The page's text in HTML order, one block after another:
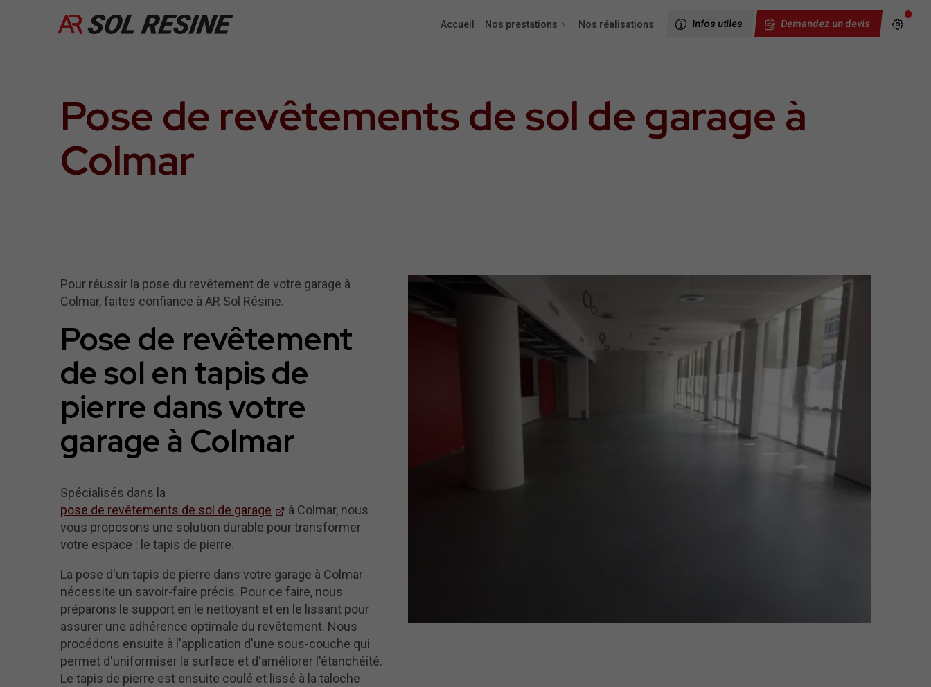
Accueil Nos prestations Nos réalisations Infos utiles Demandez un devis
Pose de revêtements de sol de garage à
Colmar
Pour réussir la pose du revêtement de votre garage à
Colmar, faites confiance à AR Sol Résine.
Pose de revêtement
de sol en tapis de
pierre dans votre
garage à Colmar
Spécialisés dans la
pose de revêtements de sol de garage
à Colmar, nous
vous proposons une solution durable pour transformer
votre espace : le tapis de pierre.
La pose d'un tapis de pierre dans votre garage à Colmar
nécessite un savoir-faire précis. Pour ce faire, nous
préparons le support en le nettoyant et en le lissant pour
assurer une adhérence optimale du revêtement. Nous
procédons ensuite à l'application d'une sous-couche qui
permet d'uniformiser la surface et d'améliorer l'étanchéité.
Le tapis de pierre est ensuite coulé et lissé à la taloche